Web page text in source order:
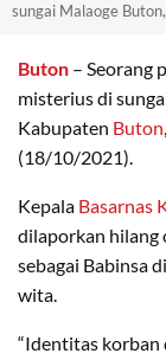
sungai Malaoge
Buton – Seorang
misterius di
Kabupaten Buton
(18/10/2021).
Kepala Basarnas
dilaporkan hilang
sebagai Babinsa
wita.
“Identitas korban